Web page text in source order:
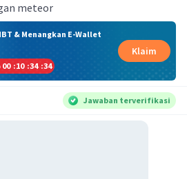
meteor
& Menangkan E-Wallet
00 :10 :34 :33
Klaim
Jawaban terverifikasi